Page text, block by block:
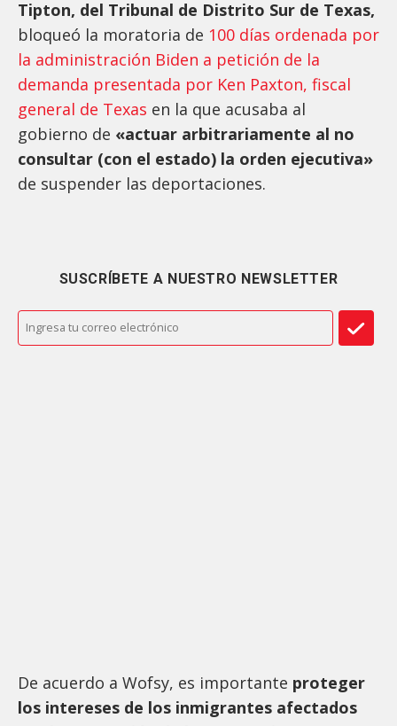
Tipton, del Tribunal de Distrito Sur de Texas,
bloqueó la moratoria de 100 días ordenada por
la administración Biden a petición de la
demanda presentada por Ken Paxton, fiscal
general de Texas en la que acusaba al
gobierno de «actuar arbitrariamente al no
consultar (con el estado) la orden ejecutiva»
de suspender las deportaciones.
SUSCRÍBETE A NUESTRO NEWSLETTER
De acuerdo a Wofsy, es importante proteger
los intereses de los inmigrantes afectados